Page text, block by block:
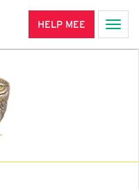
HELP MEE